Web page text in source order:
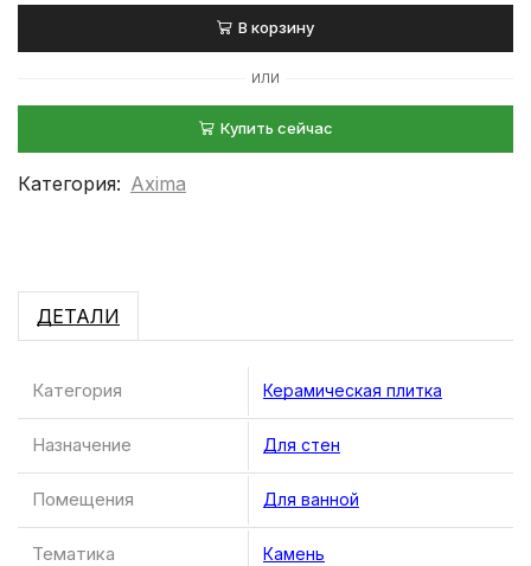
В корзину
ИЛИ
Купить сейчас
Категория: Axima
ДЕТАЛИ
Категория Керамическая плитка
Назначение Для стен
Помещения Для ванной
Тематика Камень